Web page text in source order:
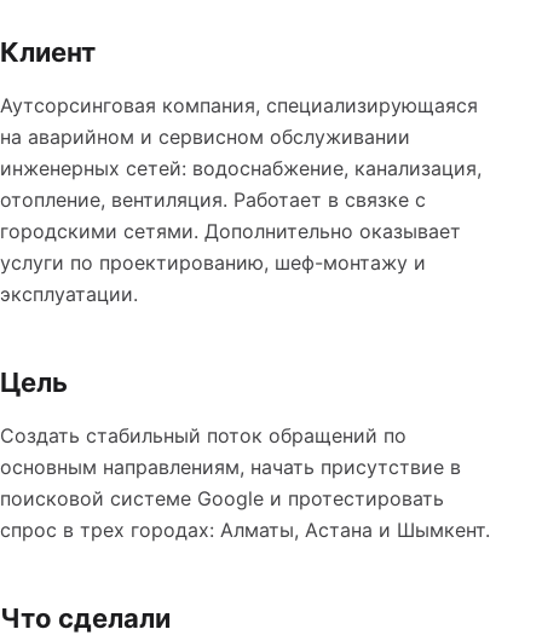
Клиент
Аутсорсинговая компания, специализирующаяся
на аварийном и сервисном обслуживании
инженерных сетей: водоснабжение, канализация,
отопление, вентиляция. Работает в связке с
городскими сетями. Дополнительно оказывает
услуги по проектированию, шеф-монтажу и
эксплуатации.
Цель
Создать стабильный поток обращений по
основным направлениям, начать присутствие в
поисковой системе Google и протестировать
спрос в трех городах: Алматы, Астана и Шымкент.
Что сделали